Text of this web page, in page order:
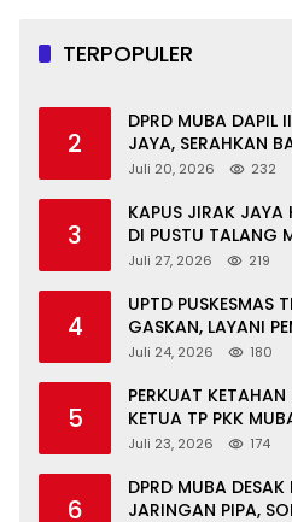
TERPOPULER
2
DPRD MUBA DAPIL
JAYA, SERAHKAN
JALAN RUSAK
Juli 20, 2026 232
3
KAPUS JIRAK JAYA
DI PUSTU TALANG
MISKOMUNIKASI
Juli 27, 2026 219
4
UPTD PUSKESMAS
GASKAN, LAYANI
GRATIS UNTUK
Juli 24, 2026 180
5
PERKUAT
KETUA TP PKK
ORGANIK DAN IKAN
Juli 23, 2026 174
6
DPRD MUBA
JARINGAN PIPA,